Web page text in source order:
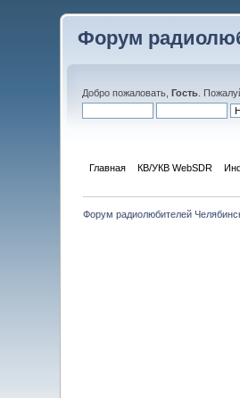
Форум
Добро пожаловать,Гость .
Главная КВ/УКВ WebSDR
Форум радиолюбителей